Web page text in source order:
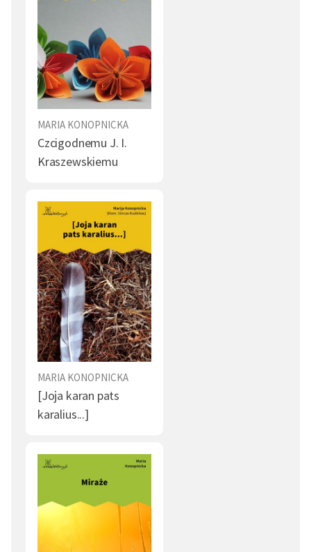
MARIA KONOPNICKA
Czcigodnemu J. I.
Kraszewskiemu
MARIA KONOPNICKA
[Joja karan pats
karalius...]